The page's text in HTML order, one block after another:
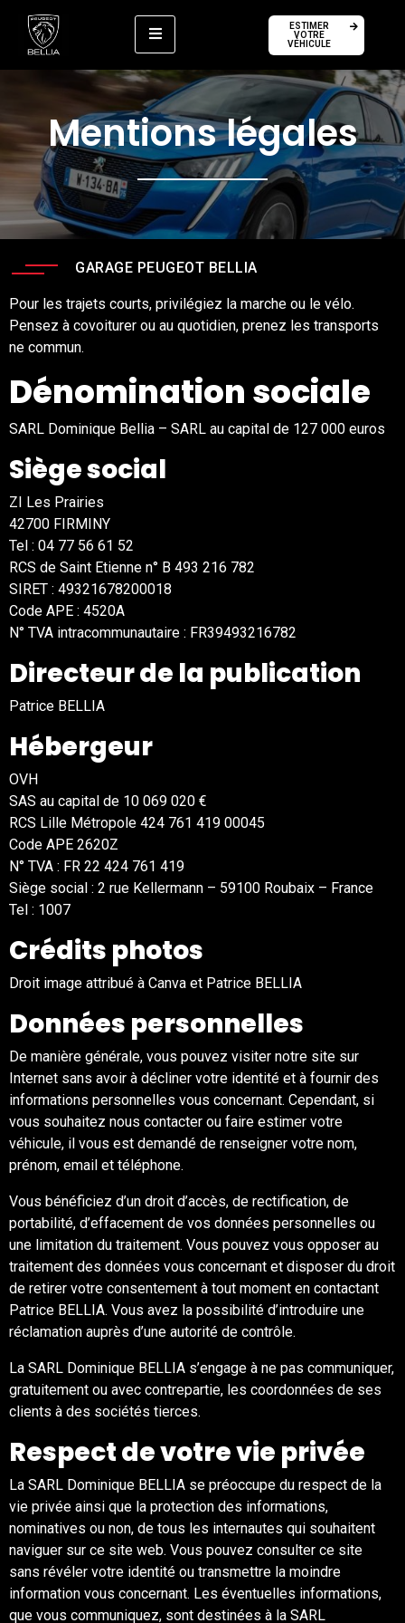
ESTIMER
VOTRE
VÉHICULE
Mentions légales
GARAGE PEUGEOT BELLIA
Pour les trajets courts, privilégiez la marche ou le vélo.
Pensez à covoiturer ou au quotidien, prenez les transports
ne commun.
Dénomination sociale
SARL Dominique Bellia – SARL au capital de 127 000 euros
Siège social
ZI Les Prairies
42700 FIRMINY
Tel : 04 77 56 61 52
RCS de Saint Etienne n° B 493 216 782
SIRET : 49321678200018
Code APE : 4520A
N° TVA intracommunautaire : FR39493216782
Directeur de la publication
Patrice BELLIA
Hébergeur
OVH
SAS au capital de 10 069 020 €
RCS Lille Métropole 424 761 419 00045
Code APE 2620Z
N° TVA : FR 22 424 761 419
Siège social : 2 rue Kellermann – 59100 Roubaix – France
Tel : 1007
Crédits photos
Droit image attribué à Canva et Patrice BELLIA
Données personnelles
De manière générale, vous pouvez visiter notre site sur
Internet sans avoir à décliner votre identité et à fournir des
informations personnelles vous concernant. Cependant, si
vous souhaitez nous contacter ou faire estimer votre
véhicule, il vous est demandé de renseigner votre nom,
prénom, email et téléphone.
Vous bénéficiez d’un droit d’accès, de rectification, de
portabilité, d’effacement de vos données personnelles ou
une limitation du traitement. Vous pouvez vous opposer au
traitement des données vous concernant et disposer du droit
de retirer votre consentement à tout moment en contactant
Patrice BELLIA. Vous avez la possibilité d’introduire une
réclamation auprès d’une autorité de contrôle.
La SARL Dominique BELLIA s’engage à ne pas communiquer,
gratuitement ou avec contrepartie, les coordonnées de ses
clients à des sociétés tierces.
Respect de votre vie privée
La SARL Dominique BELLIA se préoccupe du respect de la
vie privée ainsi que la protection des informations,
nominatives ou non, de tous les internautes qui souhaitent
naviguer sur ce site web. Vous pouvez consulter ce site
sans révéler votre identité ou transmettre la moindre
information vous concernant. Les éventuelles informations,
que vous communiquez, sont destinées à la SARL